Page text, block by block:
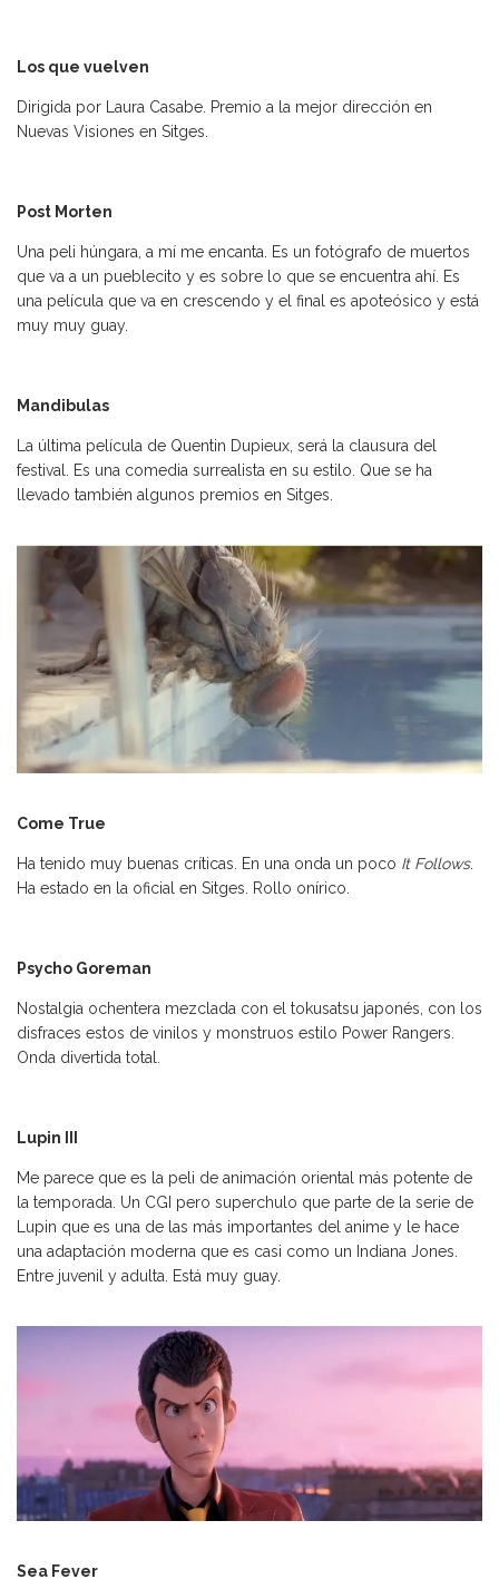
Los que vuelven
Dirigida por Laura Casabe. Premio a la mejor dirección en
Nuevas Visiones en Sitges.
Post Morten
Una peli húngara, a mí me encanta. Es un fotógrafo de muertos
que va a un pueblecito y es sobre lo que se encuentra ahí. Es
una película que va en crescendo y el final es apoteósico y está
muy muy guay.
Mandibulas
La última película de Quentin Dupieux, será la clausura del
festival. Es una comedia surrealista en su estilo. Que se ha
llevado también algunos premios en Sitges.
Come True
Ha tenido muy buenas críticas. En una onda un poco It Follows.
Ha estado en la oficial en Sitges. Rollo onírico.
Psycho Goreman
Nostalgia ochentera mezclada con el tokusatsu japonés, con los
disfraces estos de vinilos y monstruos estilo Power Rangers.
Onda divertida total.
Lupin III
Me parece que es la peli de animación oriental más potente de
la temporada. Un CGI pero superchulo que parte de la serie de
Lupin que es una de las más importantes del anime y le hace
una adaptación moderna que es casi como un Indiana Jones.
Entre juvenil y adulta. Está muy guay.
Sea Fever